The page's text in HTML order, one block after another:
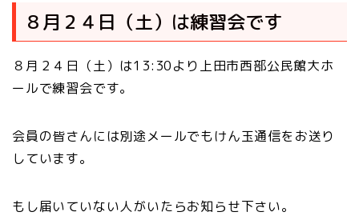
８月２４日（土）は練習会です
８月２４日（土）は13:30より上田市西部公民館大ホ
ールで練習会です。
会員の皆さんには別途メールでもけん玉通信をお送り
しています。
もし届いていない人がいたらお知らせ下さい。